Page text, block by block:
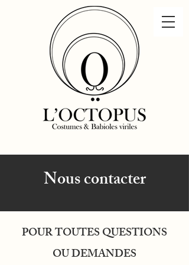
Nous contacter
POUR TOUTES QUESTIONS
OU DEMANDES